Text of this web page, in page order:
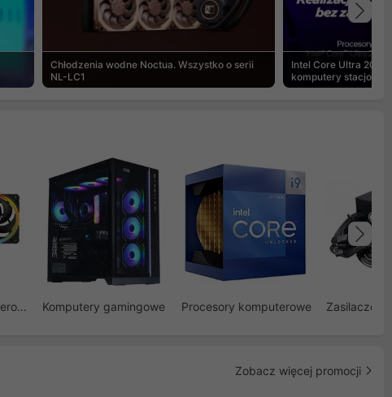
Chłodzenia wodne Noctua. Wszystko o serii
NL-LC1
Intel Core Ultra 200S
komputery
Wentylatory komputerowe Komputery gamingowe Procesory komputerowe Zasilacze
Zobacz więcej promocji